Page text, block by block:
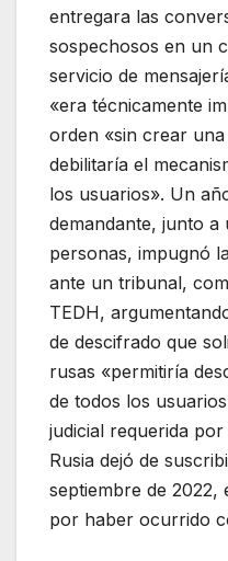
entregara las
sospechosos en un
servicio de
«era técnicamente
orden «sin crear
debilitaría el
los usuarios». Un
demandante, junto a
personas, impugnó
ante un tribunal,
TEDH,
de descifrado que
rusas «permitiría
de todos los
judicial requerida
Rusia dejó de
septiembre de 2022,
por haber ocurrido